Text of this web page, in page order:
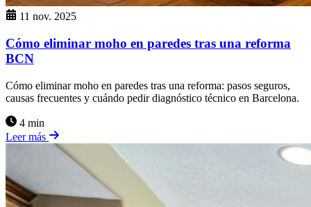
11 nov. 2025
Cómo eliminar moho en paredes tras una reforma
BCN
Cómo eliminar moho en paredes tras una reforma: pasos seguros,
causas frecuentes y cuándo pedir diagnóstico técnico en Barcelona.
4 min
Leer más